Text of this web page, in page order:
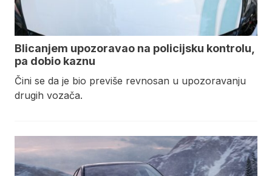
Blicanjem upozoravao na policijsku kontrolu,
pa dobio kaznu
Čini se da je bio previše revnosan u upozoravanju
drugih vozača.